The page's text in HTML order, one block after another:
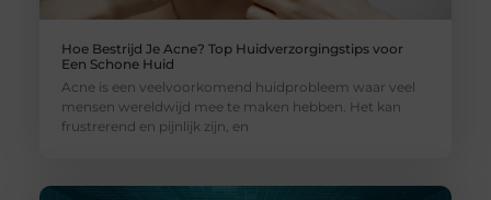
Hoe Bestrijd Je Acne? Top Huidverzorgingstips voor
Een Schone Huid
Acne is een veelvoorkomend huidprobleem waar veel
mensen wereldwijd mee te maken hebben. Het kan
frustrerend en pijnlijk zijn, en